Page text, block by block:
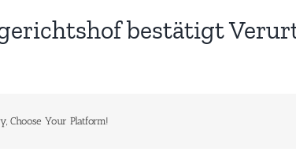
bestätigt
Choose Your Platform!